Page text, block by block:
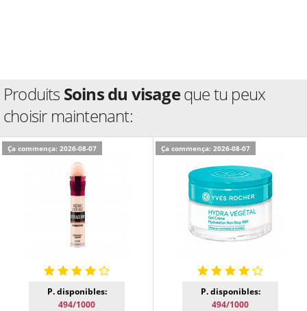
Produits Soins du visageque tu peux
choisir maintenant:
Ça commença: 2026-08-07
P. disponibles:
494/1000
Ça commença: 2026-08-07
P. disponibles:
494/1000